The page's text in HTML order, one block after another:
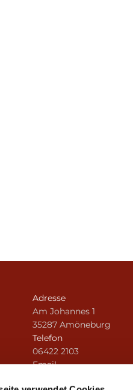
Adresse
Am Johannes 1
35287 Amöneburg
Telefon
06422 2103
Email